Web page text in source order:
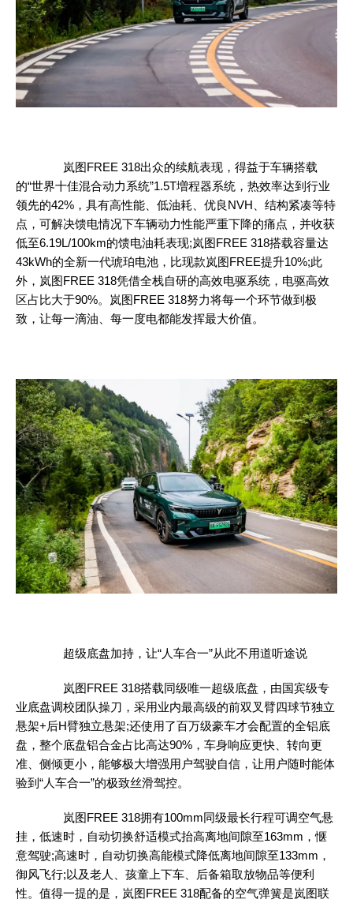
岚图FREE 318出众的续航表现，得益于车辆搭载
的“世界十佳混合动力系统”1.5T増程器系统，热效率达到行业
领先的42%，具有高性能、低油耗、优良NVH、结构紧凑等特
点，可解决馈电情况下车辆动力性能严重下降的痛点，并收获
低至6.19L/100km的馈电油耗表现;岚图FREE 318搭载容量达
43kWh的全新一代琥珀电池，比现款岚图FREE提升10%;此
外，岚图FREE 318凭借全栈自研的高效电驱系统，电驱高效
区占比大于90%。岚图FREE 318努力将每一个环节做到极
致，让每一滴油、每一度电都能发挥最大价值。
超级底盘加持，让“人车合一”从此不用道听途说
岚图FREE 318搭载同级唯一超级底盘，由国宾级专
业底盘调校团队操刀，采用业内最高级的前双叉臂四球节独立
悬架+后H臂独立悬架;还使用了百万级豪车才会配置的全铝底
盘，整个底盘铝合金占比高达90%，车身响应更快、转向更
准、侧倾更小，能够极大增强用户驾驶自信，让用户随时能体
验到“人车合一”的极致丝滑驾控。
岚图FREE 318拥有100mm同级最长行程可调空气悬
挂，低速时，自动切换舒适模式抬高离地间隙至163mm，惬
意驾驶;高速时，自动切换高能模式降低离地间隙至133mm，
御风飞行;以及老人、孩童上下车、后备箱取放物品等便利
性。值得一提的是，岚图FREE 318配备的空气弹簧是岚图联